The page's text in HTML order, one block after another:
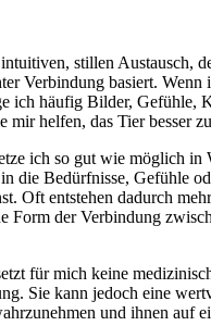
stillen Austausch,
Verbindung basiert.
ich häufig Bilder, Gefühle,
mir helfen, das Tier besser
ich so gut wie möglich in
die Bedürfnisse, Gefühle
Oft entstehen dadurch
Form der Verbindung
für mich keine
Sie kann jedoch eine
und ihnen auf